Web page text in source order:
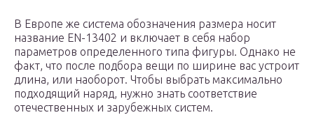
В Европе же система обозначения размера носит
название EN-13402 и включает в себя набор
параметров определенного типа фигуры. Однако не
факт, что после подбора вещи по ширине вас устроит
длина, или наоборот. Чтобы выбрать максимально
подходящий наряд, нужно знать соответствие
отечественных и зарубежных систем.